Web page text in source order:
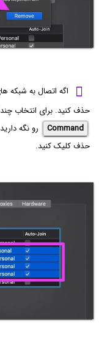
اگه اتصال به شبکه
حذف کنید. برای انتخاب
Command
رو نگه
حذف کلیک کنید.